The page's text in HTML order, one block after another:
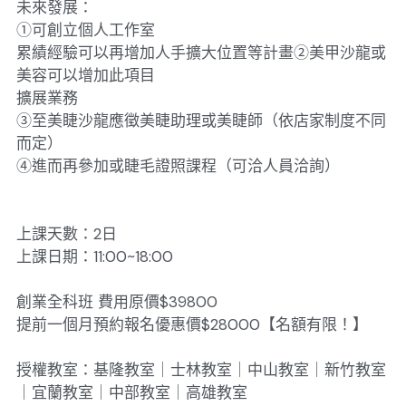
未來發展：
①可創立個人工作室
累績經驗可以再增加人手擴大位置等計畫②美甲沙龍或
美容可以增加此項目
擴展業務
③至美睫沙龍應徵美睫助理或美睫師（依店家制度不同
而定）
④進而再參加或睫毛證照課程（可洽人員洽詢）
上課天數：2日
上課日期：11:00~18:00
創業全科班 費用原價$39800
提前一個月預約報名優惠價$28000【名額有限！】
授權教室：基隆教室｜士林教室｜中山教室｜新竹教室
｜宜蘭教室｜中部教室｜高雄教室